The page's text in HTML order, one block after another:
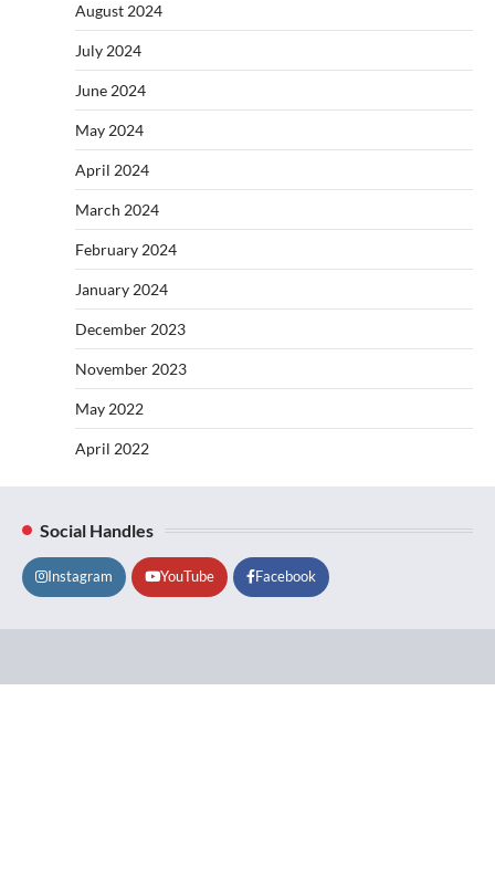
August 2024
July 2024
June 2024
May 2024
April 2024
March 2024
February 2024
January 2024
December 2023
November 2023
May 2022
April 2022
Social Handles
Instagram YouTube Facebook